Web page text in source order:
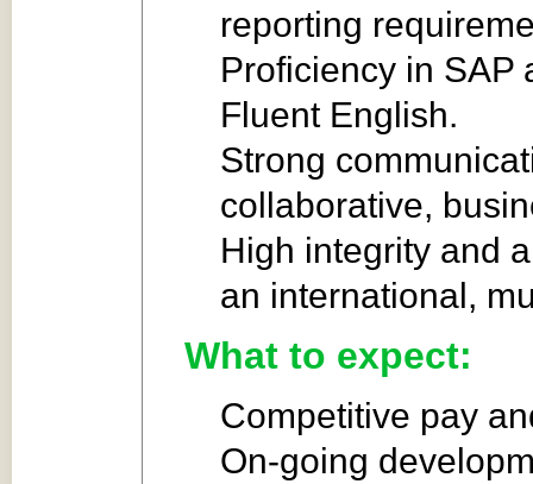
reporting
Proficiency in SAP
Fluent English.
Strong
collaborative,
High integrity and
an international,
What to expect:
Competitive pay
On‑going